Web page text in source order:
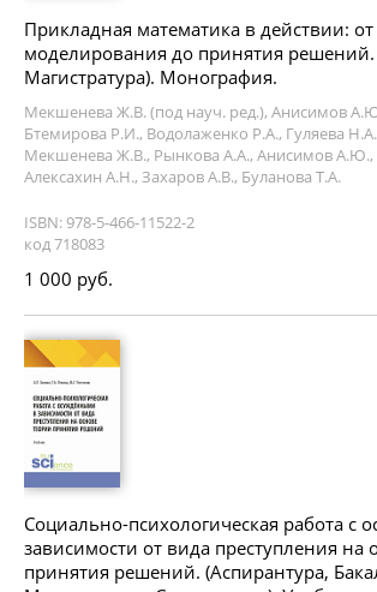
Прикладная математика в действии: от
моделирования до принятия решений.
Магистратура). Монография.
Мекшенева Ж.В. (под науч. ред.), Анисимов
Бтемирова Р.И., Водолаженко Р.А., Гуляева
Мекшенева Ж.В., Рынкова А.А., Анисимов А.Ю.,
Алексахин А.Н., Захаров А.В., Буланова Т.А.
ISBN: 978-5-466-11522-2
код 718083
1 000 руб.
Социально-психологическая работа с
зависимости от вида преступления на
принятия решений. (Аспирантура,